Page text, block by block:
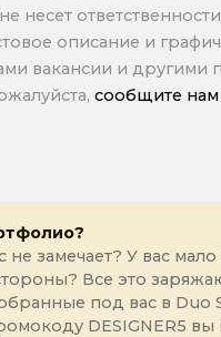
несет
описание и
вакансии и другими
сообщите нам
не замечает? У вас
Все это
под вас в Duo
DESIGNER5 вы